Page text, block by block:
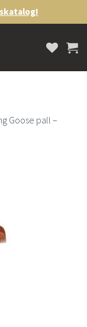
Goose pall –